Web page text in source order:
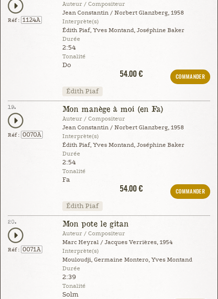
Réf : 1124A
Auteur / Compositeur
Jean Constantin / Norbert Glanzberg, 1958
Interprète(s)
Édith Piaf, Yves Montand, Joséphine Baker
Durée
2:54
Tonalité
Do
54.00 €
COMMANDER
Édith Piaf
19.
Réf : 0070A
Mon manège à moi (en Fa)
Auteur / Compositeur
Jean Constantin / Norbert Glanzberg, 1958
Interprète(s)
Édith Piaf, Yves Montand, Joséphine Baker
Durée
2:54
Tonalité
Fa
54.00 €
COMMANDER
Édith Piaf
20.
Réf : 0071A
Mon pote le gitan
Auteur / Compositeur
Marc Heyral / Jacques Verrières, 1954
Interprète(s)
Mouloudji, Germaine Montero, Yves Montand
Durée
2:39
Tonalité
Solm